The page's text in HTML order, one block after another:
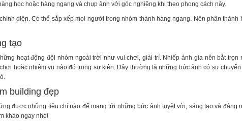
học hoặc hàng ngang và chụp ảnh với góc nghiêng khi theo phong cách này.
diện. Có thể sắp xếp mọi người trong nhóm thành hàng ngang. Nên phân
tạo
hoạt động đội nhóm ngoài trời như vui chơi, giải trí. Nhiếp ảnh gia nên bắt trọn
hoặc nhiệm vụ nào đó trong sự kiện. Đây thường là những bức ảnh có sự
building đẹp
được những tiêu chí nào để mang tới những bức ảnh tuyệt vời, sáng tạo và
khảo ngay nhé!